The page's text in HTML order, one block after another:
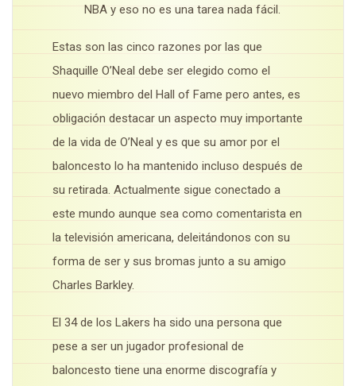
NBA y eso no es una tarea nada fácil.
Estas son las cinco razones por las que
Shaquille O’Neal debe ser elegido como el
nuevo miembro del Hall of Fame pero antes, es
obligación destacar un aspecto muy importante
de la vida de O’Neal y es que su amor por el
baloncesto lo ha mantenido incluso después de
su retirada. Actualmente sigue conectado a
este mundo aunque sea como comentarista en
la televisión americana, deleitándonos con su
forma de ser y sus bromas junto a su amigo
Charles Barkley.
El 34 de los Lakers ha sido una persona que
pese a ser un jugador profesional de
baloncesto tiene una enorme discografía y